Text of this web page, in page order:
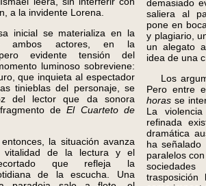
a la invidente Lorena.
se materializa en la
ambos actores, en la
evidente tensión del
luminoso sobreviene:
que inquieta al espectador
tinieblas del personaje, se
del lector que da sonora
deEl Cuarteto de
la situación avanza
vitalidad de la lectura y el
que refleja la
de la escucha. Una
demasiado
saliera al
pone en
y plagiario,
un alegato
idea de una
Los
Pero entre
horas se
La
refinada
dramática
ha señalado
paralelos